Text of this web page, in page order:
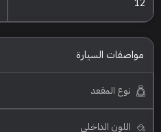
12
مواصفات السيارة
نوع المقعد
اللون الداخلي